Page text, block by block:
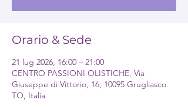
Orario & Sede
21 lug 2026, 16:00 – 21:00
CENTRO PASSIONI OLISTICHE, Via
Giuseppe di Vittorio, 16, 10095 Grugliasco
TO, Italia